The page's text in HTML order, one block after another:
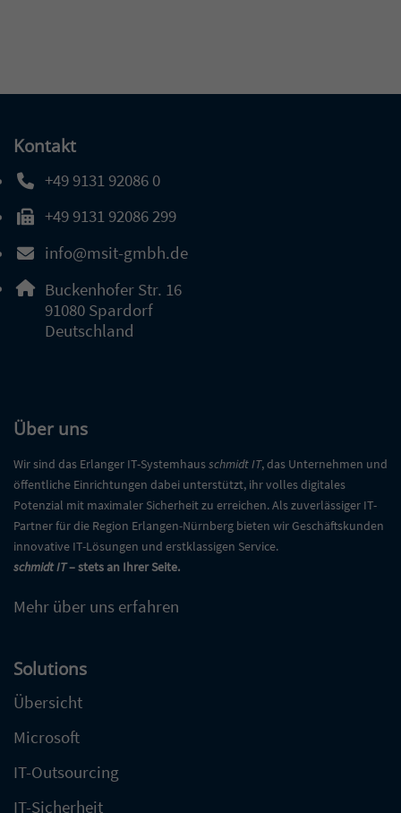
Kontakt
+49 9131 92086 0
Telefonnummer: 4 9 9 1 3 1 9 2 0 8 6 0
+49 9131 92086 299
Faxnummer: 4 9 9 1 3 1 9 2 0 8 6 2 9 9
info@msit-gmbh.de
E-Mail Adresse: info@msit-gmbh.de
Adresse:
Buckenhofer Str. 16
91080 , 9 1 0 8 0
Spardorf
Deutschland
Über uns
Wir sind das Erlanger IT-Systemhausschmidt IT, das Unternehmen und
öffentliche Einrichtungen dabei unterstützt, ihr volles digitales
Potenzial mit maximaler Sicherheit zu erreichen. Als zuverlässiger IT-
Partner für die Region Erlangen-Nürnberg bieten wir Geschäftskunden
innovative IT-Lösungen und erstklassigen Service.
schmidt IT– stets an Ihrer Seite.
Mehr über uns erfahren
Solutions
Übersicht
Microsoft
IT-Outsourcing
IT-Sicherheit